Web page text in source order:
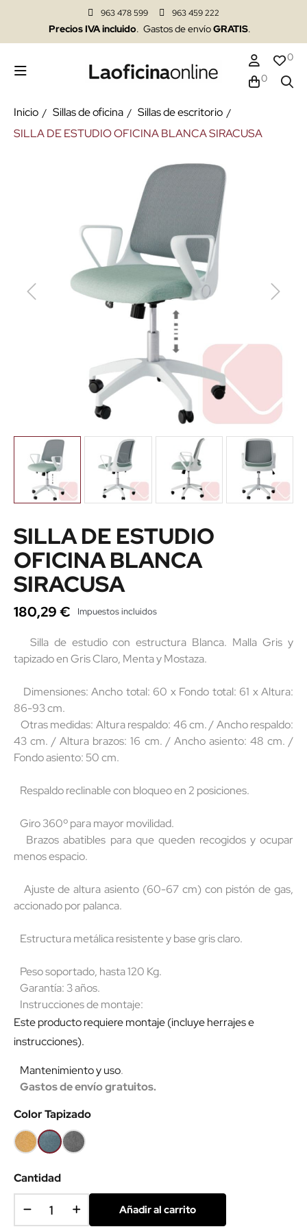
963 478 599 963 459 222
Precios IVA incluido. Gastos de envíoGRATIS.
0
0
Inicio Sillas de oficina
Sillas de escritorio
SILLA DE ESTUDIO OFICINA BLANCA SIRACUSA
SILLA DE ESTUDIO
OFICINA BLANCA
SIRACUSA
180,29 € Impuestos incluidos
Silla de estudio con estructura Blanca. Malla Gris y
tapizado en Gris Claro, Menta y Mostaza.
Dimensiones: Ancho total: 60 x Fondo total: 61 x Altura:
86-93 cm.
Otras medidas: Altura respaldo: 46 cm. / Ancho respaldo:
43 cm. / Altura brazos: 16 cm. / Ancho asiento: 48 cm. /
Fondo asiento: 50 cm.
Respaldo reclinable con bloqueo en 2 posiciones.
Giro 360º para mayor movilidad.
Brazos abatibles para que queden recogidos y ocupar
menos espacio.
Ajuste de altura asiento (60-67 cm) con pistón de gas,
accionado por palanca.
Estructura metálica resistente y base gris claro.
Peso soportado, hasta 120 Kg.
Garantía: 3 años.
Instrucciones de montaje:
Este producto requiere montaje (incluye herrajes e
instrucciones).
Mantenimiento y uso.
Gastos de envío gratuitos.
Color Tapizado
MostazaMentaGris
SCS
Cantidad
Añadir al carrito